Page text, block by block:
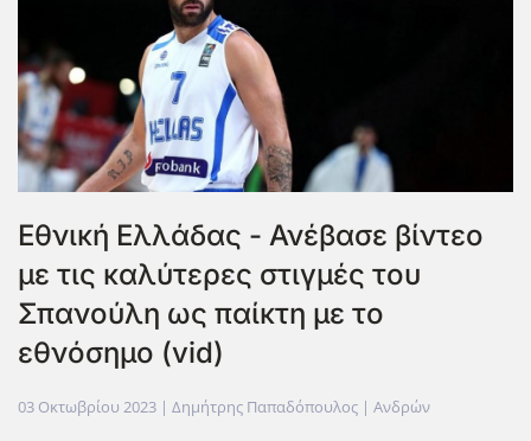
Εθνική Ελλάδας - Ανέβασε βίντεο
με τις καλύτερες στιγμές του
Σπανούλη ως παίκτη με το
εθνόσημο (vid)
03 Οκτωβρίου 2023 | Δημήτρης Παπαδόπουλος | Ανδρών